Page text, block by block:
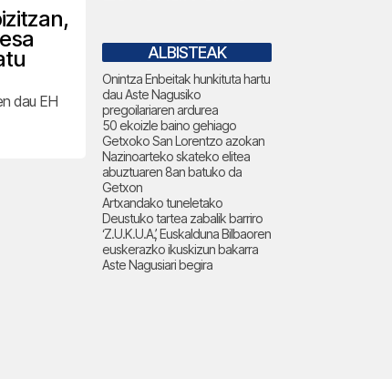
dau EH
ALBISTEAK
Onintza Enbeitak hunkituta hartu
dau Aste Nagusiko
pregoilariaren ardurea
50 ekoizle baino gehiago
Getxoko San Lorentzo azokan
Nazinoarteko skateko elitea
abuztuaren 8an batuko da
Getxon
Artxandako tuneletako
Deustuko tartea zabalik barriro
‘Z.U.K.U.A.’, Euskalduna Bilbaoren
euskerazko ikuskizun bakarra
Aste Nagusiari begira